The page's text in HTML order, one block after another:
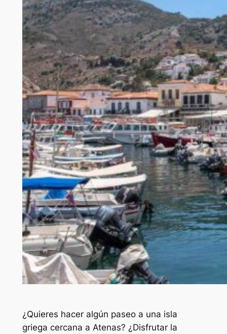
¿Quieres hacer algún paseo a una isla
griega cercana a Atenas? ¿Disfrutar la